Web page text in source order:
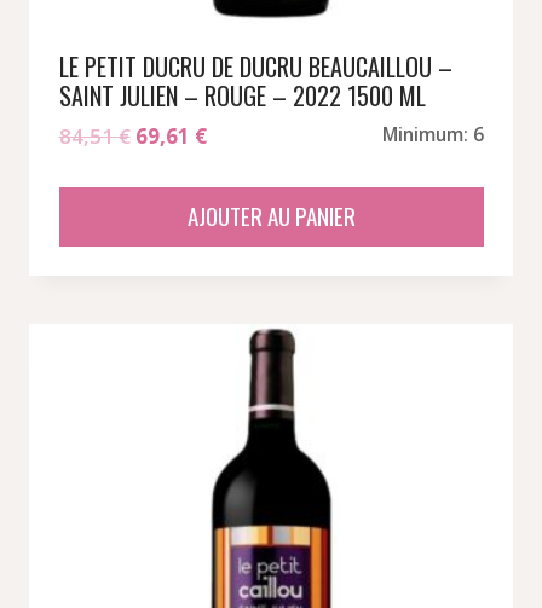
LE PETIT DUCRU DE DUCRU BEAUCAILLOU –
SAINT JULIEN – ROUGE – 2022 1500 ML
84,51€ Le
était :
69,61 €Le
est :
Minimum: 6
AJOUTER AU PANIER